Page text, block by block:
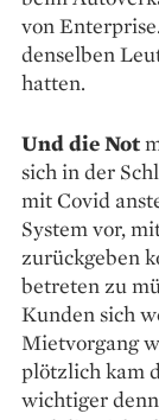
von
denselben
hatten.
Und die Not
sich in der
mit Covid
System vor,
zurückgeben
betreten zu
Kunden sich
Mietvorgang
plötzlich kam
wichtiger